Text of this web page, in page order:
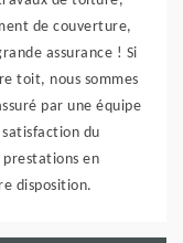
de couverture,
assurance ! Si
toit, nous sommes
par une équipe
du
en
disposition.